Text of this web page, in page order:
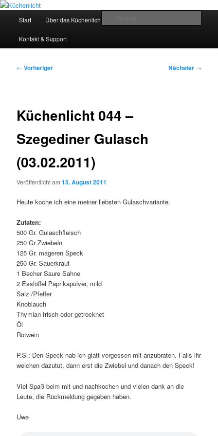
Zum
springenKüchenlicht
Der Mitkochpodcast
Start Über das Küchenlicht
Kontakt & Support
Beitragsnavigation
← Vorheriger Nächster →
Küchenlicht 044 –
Szegediner Gulasch
(03.02.2011)
Veröffentlicht am15. August 2011
Heute koche ich eine meiner liebsten Gulaschvariante.
Zutaten:
500 Gr. Gulaschfleisch
250 Gr Zwiebeln
125 Gr. mageren Speck
250 Gr. Sauerkraut
1 Becher Saure Sahne
2 Esslöffel Paprikapulver, mild
Salz /Pfeffer
Knoblauch
Thymian frisch oder getrocknet
Öl
Rotwein
P.S.: Den Speck hab ich glatt vergessen mit anzubraten. Falls ihr
welchen dazutut, dann erst die Zwiebel und danach den Speck!
Viel Spaß beim mit und nachkochen und vielen dank an die
Leute, die Rückmeldung gegeben haben.
Uwe